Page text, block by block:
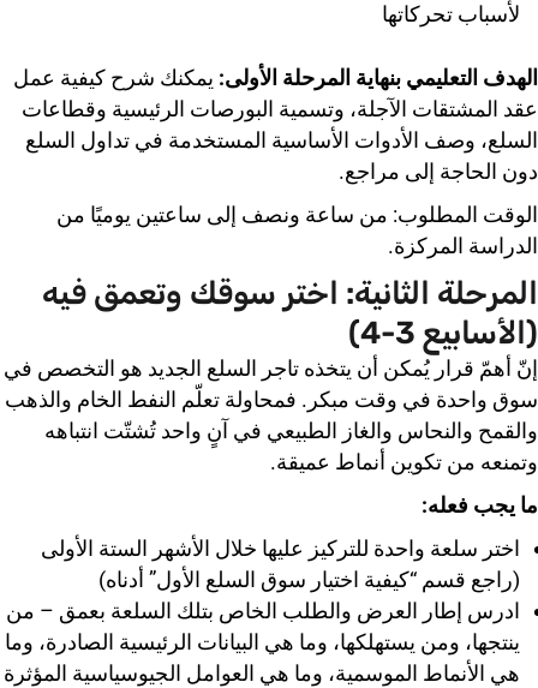
لأسباب تحركاتها
الهدف التعليمي بنهاية المرحلة الأولى: يمكنك شرح كيفية عمل
عقد المشتقات الآجلة، وتسمية البورصات الرئيسية وقطاعات
السلع، وصف الأدوات الأساسية المستخدمة في تداول السلع
دون الحاجة إلى مراجع.
الوقت المطلوب: من ساعة ونصف إلى ساعتين يوميًا من
الدراسة المركزة.
المرحلة الثانية: اختر سوقك وتعمق فيه
(الأسابيع 3-4)
إنّ أهمّ قرار يُمكن أن يتخذه تاجر السلع الجديد هو التخصص في
سوق واحدة في وقت مبكر. فمحاولة تعلّم النفط الخام والذهب
والقمح والنحاس والغاز الطبيعي في آنٍ واحد تُشتّت انتباهه
وتمنعه ​​من تكوين أنماط عميقة.
ما يجب فعله:
اختر سلعة واحدة للتركيز عليها خلال الأشهر الستة الأولى
(راجع قسم “كيفية اختيار سوق السلع الأول” أدناه)
ادرس إطار العرض والطلب الخاص بتلك السلعة بعمق – من
ينتجها، ومن يستهلكها، وما هي البيانات الرئيسية الصادرة، وما
هي الأنماط الموسمية، وما هي العوامل الجيوسياسية المؤثرة